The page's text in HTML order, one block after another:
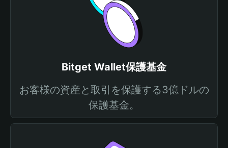
Bitget Wallet保護基金
お客様の資産と取引を保護する3億ドルの
保護基金。